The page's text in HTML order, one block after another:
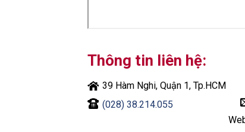
Thông tin liên hệ:
39 Hàm Nghi, Quận 1, Tp.HCM
(028) 38.214.055